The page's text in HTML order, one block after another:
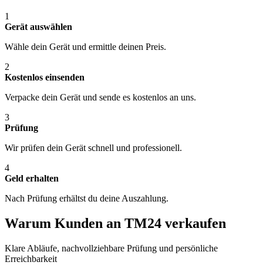
1
Gerät auswählen
Wähle dein Gerät und ermittle deinen Preis.
2
Kostenlos einsenden
Verpacke dein Gerät und sende es kostenlos an uns.
3
Prüfung
Wir prüfen dein Gerät schnell und professionell.
4
Geld erhalten
Nach Prüfung erhältst du deine Auszahlung.
Warum Kunden an TM24 verkaufen
Klare Abläufe, nachvollziehbare Prüfung und persönliche
Erreichbarkeit